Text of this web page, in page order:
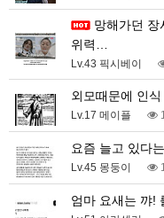
위력…
Lv.43 픽시베이
외모때문에 인
Lv.17 메이플
요즘 늘고 있다
Lv.45 몽둥이
엄마 요새는 꺄!